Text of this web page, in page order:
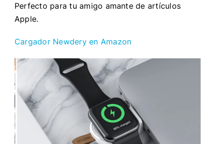
Perfecto para tu amigo amante de artículos
Apple.
Cargador Newdery en Amazon